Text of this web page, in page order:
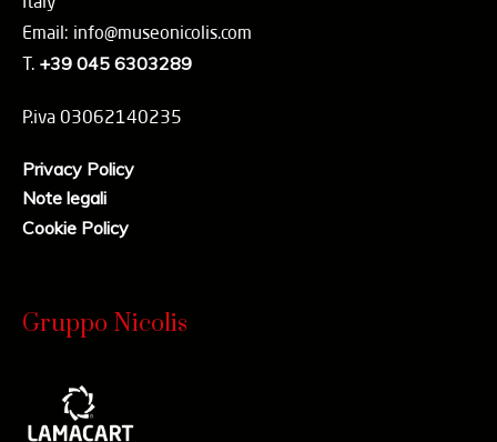
Email: info@museonicolis.com
T. +39 045 6303289
P.iva 03062140235
Privacy Policy
Note legali
Cookie Policy
Gruppo Nicolis